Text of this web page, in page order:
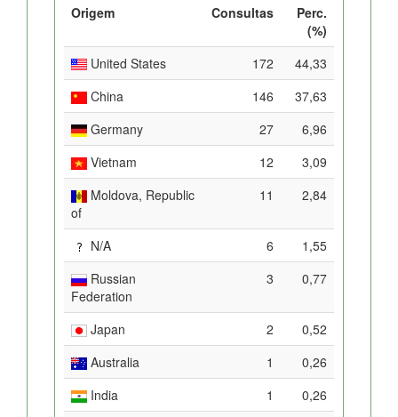
Origem Consultas
Perc.
(%)
United States
172
44,33
China
146
37,63
Germany
27
6,96
Vietnam
12
3,09
Moldova, Republic
of
11 2,84
N/A 6
1,55
Russian
Federation
3 0,77
Japan 2
0,52
Australia
1
0,26
India
1
0,26